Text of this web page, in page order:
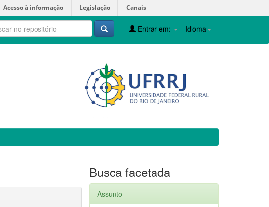
Acesso à informação Legislação Canais
Idioma
Entrar em:
Busca facetada
Assunto